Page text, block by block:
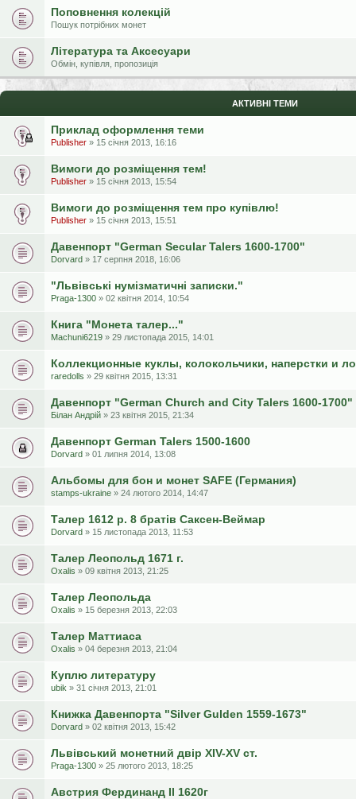
Поповнення колекцій
Пошук потрібних монет
Література та Аксесуари
Обмін, купівля, пропозиція
АКТИВНІ ТЕМИ
Приклад оформлення теми
Publisher » 15 січня 2013, 16:16
Вимоги до розміщення тем!
Publisher » 15 січня 2013, 15:54
Вимоги до розміщення тем про купівлю!
Publisher » 15 січня 2013, 15:51
Давенпорт "German Secular Talers 1600-1700"
Dorvard » 17 серпня 2018, 16:06
"Львівські нумізматичні записки."
Praga-1300 » 02 квітня 2014, 10:54
Книга "Монета талер..."
Machuni6219 » 29 листопада 2015, 14:01
Коллекционные куклы, колокольчики, наперстки и
raredolls » 29 квітня 2015, 13:31
Давенпорт "German Church and City Talers 1600-1700"
Білан Андрій » 23 квітня 2015, 21:34
Давенпорт German Talers 1500-1600
Dorvard » 01 липня 2014, 13:08
Альбомы для бон и монет SAFE (Германия)
stamps-ukraine » 24 лютого 2014, 14:47
Талер 1612 р. 8 братів Саксен-Веймар
Dorvard » 15 листопада 2013, 11:53
Талер Леопольд 1671 г.
Oxalis » 09 квітня 2013, 21:25
Талер Леопольда
Oxalis » 15 березня 2013, 22:03
Талер Маттиаса
Oxalis » 04 березня 2013, 21:04
Куплю литературу
ubik » 31 січня 2013, 21:01
Книжка Давенпорта "Silver Gulden 1559-1673"
Dorvard » 02 квітня 2013, 15:42
Львівський монетний двір XIV-XV ст.
Praga-1300 » 25 лютого 2013, 18:25
Австрия Фердинанд II 1620г